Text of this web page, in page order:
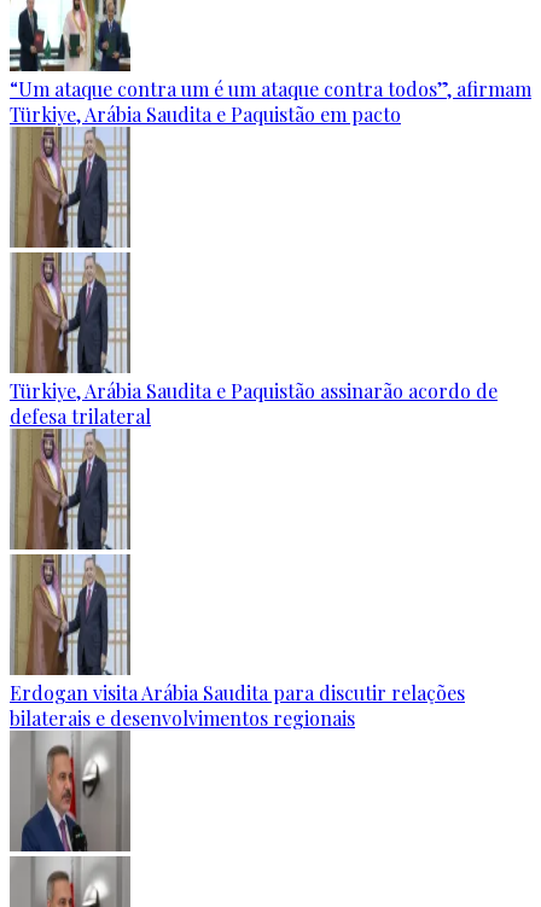
“Um ataque contra um é um ataque contra todos”, afirmam
Türkiye, Arábia Saudita e Paquistão em pacto
Türkiye, Arábia Saudita e Paquistão assinarão acordo de
defesa trilateral
Erdogan visita Arábia Saudita para discutir relações
bilaterais e desenvolvimentos regionais